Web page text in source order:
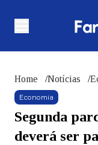
Home /Notícias /
Economia
Segunda
deverá ser